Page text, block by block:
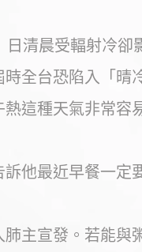
清晨受輻射冷
全台恐陷入「晴
這種天氣非常容
他最近早餐一定
主宣發。若能